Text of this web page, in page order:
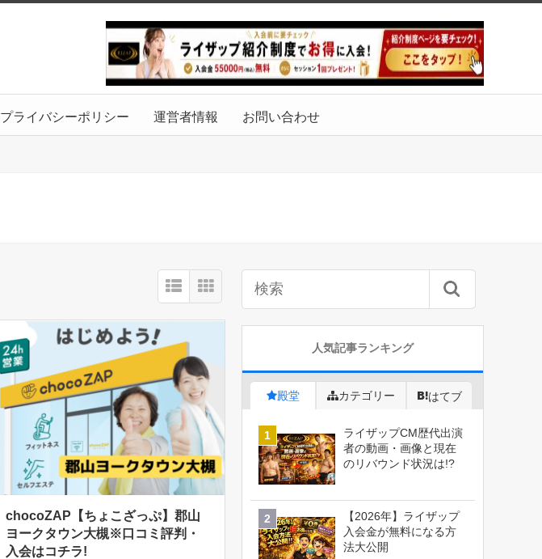
プライバシーポリシー 運営者情報 お問い合わせ
chocoZAP【ちょこざっぷ】郡山
ヨークタウン大槻※口コミ評判・
入会はコチラ!
人気記事ランキング
殿堂 カテゴリー はてブ
ライザップCM歴代出演
者の動画・画像と現在
のリバウンド状況は!?
【2026年】ライザップ
入会金が無料になる方
法大公開